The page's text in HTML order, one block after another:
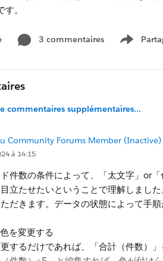
3 commentaires
Show
commentaires supplémentaires...
Community Forums Member (Inactive)
à 14:15
件数の条件によって、「太文字」or
立たせたいということで理解しまし
だきます。データの状態によって手
を変更する​
するだけであれば、「合計（件数）